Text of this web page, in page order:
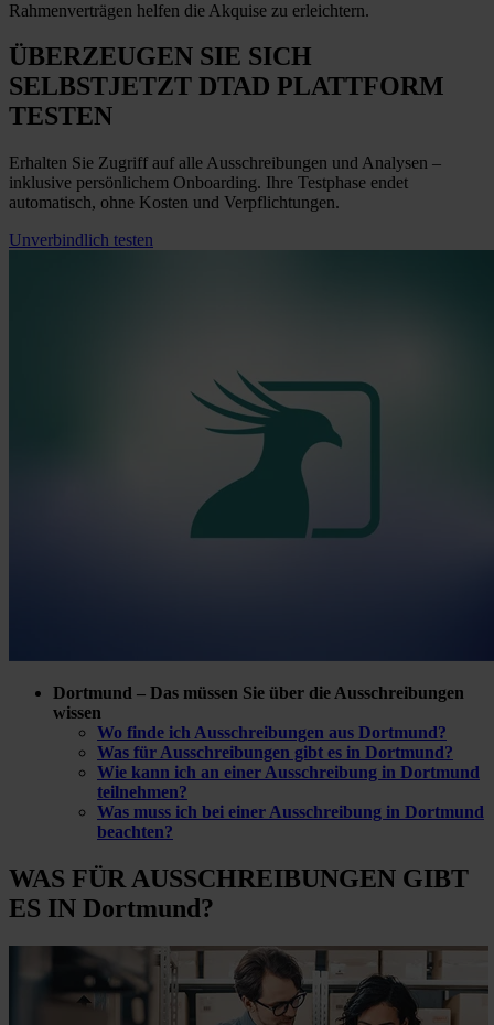
Rahmenverträgen helfen die Akquise zu erleichtern.
ÜBERZEUGEN SIE SICH
SELBSTJETZT DTAD PLATTFORM
TESTEN
Erhalten Sie Zugriff auf alle Ausschreibungen und Analysen –
inklusive persönlichem Onboarding. Ihre Testphase endet
automatisch, ohne Kosten und Verpflichtungen.
Unverbindlich testen
Dortmund – Das müssen Sie über die Ausschreibungen
wissen
Wo finde ich Ausschreibungen aus Dortmund?
Was für Ausschreibungen gibt es in Dortmund?
Wie kann ich an einer Ausschreibung in Dortmund
teilnehmen?
Was muss ich bei einer Ausschreibung in Dortmund
beachten?
WAS FÜRAUSSCHREIBUNGEN GIBT
ES IN Dortmund?